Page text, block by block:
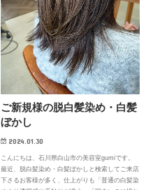
ご新規様の脱白髪染め・白髪
ぼかし
2024.01.30
こんにちは、石川県白山市の美容室gumiです。
最近、脱白髪染め・白髪ぼかしと検索してご来店
下さるお客様が多く、仕上がりも「普通の白髪染